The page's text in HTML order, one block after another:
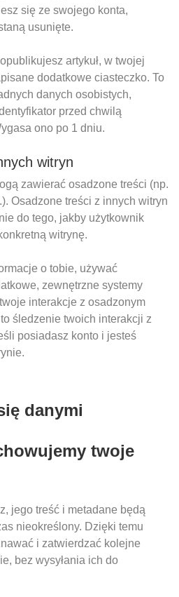
się ze swojego konta,
usunięte.
artykuł, w twojej
dodatkowe ciasteczko. To
danych osobistych,
przed chwilą
ono po 1 dniu.
witryn
zawierać osadzone treści (np.
Osadzone treści z innych witryn
do tego, jakby użytkownik
witrynę.
o tobie, używać
zewnętrzne systemy
interakcje z osadzonym
to śledzenie twoich interakcji z
posiadasz konto i jesteś
danymi
twoje
jego treść i metadane będą
nieokreślony. Dzięki temu
i zatwierdzać kolejne
bez wysyłania ich do